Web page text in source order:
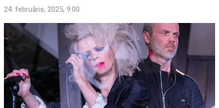
24. februāris, 2025, 9:00